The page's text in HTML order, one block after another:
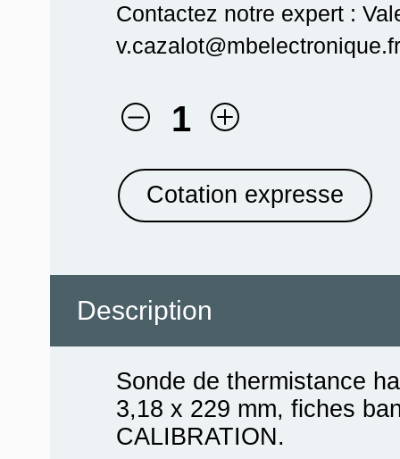
Contactez notre expert :
1
Cotation expresse
Description
Sonde de thermistance
3,18 x 229 mm, fiches
CALIBRATION.